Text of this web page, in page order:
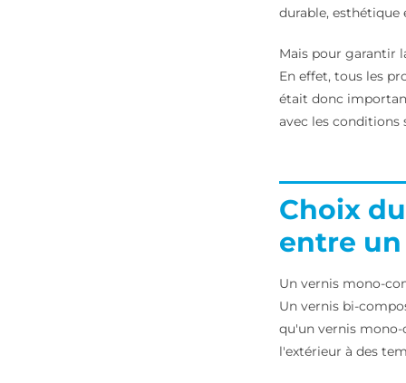
durable,
Mais pour garantir
En effet, tous les
était donc
avec les conditions
Choix
entre
Un vernis mono-
Un vernis bi-
qu'un vernis
l'extérieur à des